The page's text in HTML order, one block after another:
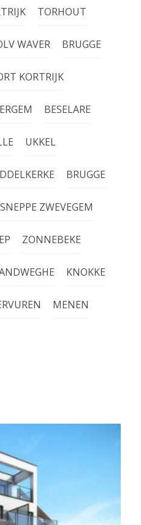
TORHOUT
WAVER BRUGGE
KORTRIJK
BESELARE
UKKEL
BRUGGE
ZWEVEGEM
ZONNEBEKE
KNOKKE
MENEN